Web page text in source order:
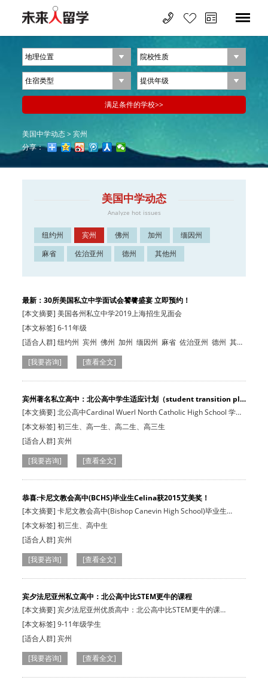
美国中学动态>宾州
分享：
美国中学动态
Analyze hot issues
纽约州 宾州 佛州 加州
缅因州
麻省
佐治亚州 德州 其他州
最新：30所美国私立中学面试会饕餮盛宴 立即预约！
[本文摘要] 美国各州私立中学2019上海招生见面会
[本文标签] 6-11年级
[适合人群] 纽约州 宾州 佛州 加州 缅因州 麻省 佐治亚州 德州 其他
州
[我要咨询] [查看全文]
宾州著名私立高中：北公高中学生适应计划（student transition pl…
[本文摘要] 北公高中Cardinal Wuerl North Catholic High School 学生
适应
[本文标签] 初三生、高一生、高二生、高三生
[适合人群] 宾州
[我要咨询]
[查看全文]
恭喜:卡尼文教会高中(BCHS)毕业生Celina获2015艾美奖！
[本文摘要] 卡尼文教会高中(Bishop Canevin High School)毕业生
Celina获2015年…
[本文标签] 初三生、高中生
[适合人群] 宾州
[我要咨询]
[查看全文]
宾夕法尼亚州私立高中：北公高中比STEM更牛的课程
[本文摘要] 宾夕法尼亚州优质高中：北公高中比STEM更牛的课
程:STREAMM课程！更…
[本文标签] 9-11年级学生
[适合人群] 宾州
[我要咨询]
[查看全文]